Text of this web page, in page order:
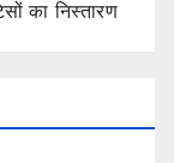
का निस्तारण